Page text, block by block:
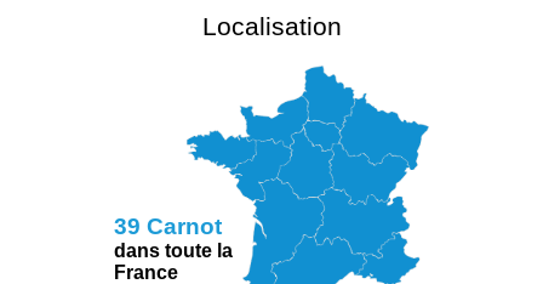
Localisation
39 Carnot
dans toute la
France